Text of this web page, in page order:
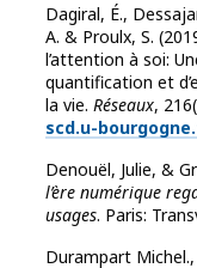
Dagiral, É.,
A. & Proulx, S.
l’attention à soi:
quantification et
la vie. Réseaux,
scd.u-
Denouël, Julie, &
l’ère numérique
usages. Paris:
Durampart Michel.,